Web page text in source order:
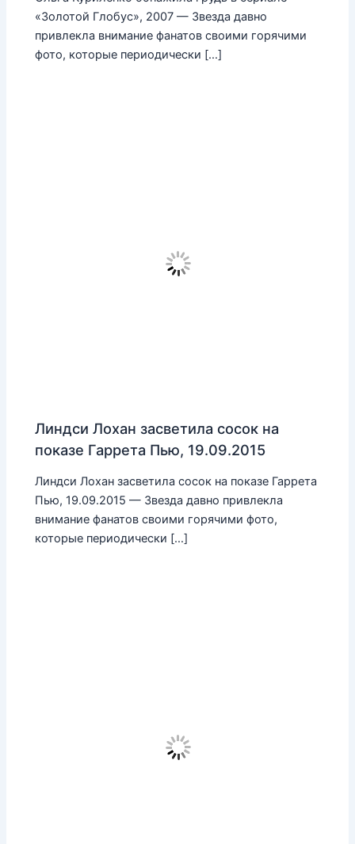
«Золотой Глобус», 2007 — Звезда давно
привлекла внимание фанатов своими горячими
фото, которые периодически […]
Линдси Лохан засветила сосок на
показе Гаррета Пью, 19.09.2015
Линдси Лохан засветила сосок на показе Гаррета
Пью, 19.09.2015 — Звезда давно привлекла
внимание фанатов своими горячими фото,
которые периодически […]